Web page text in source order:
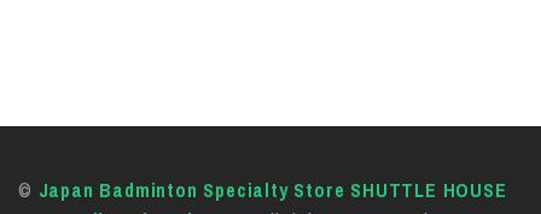
© Japan Badminton Specialty Store SHUTTLE HOUSE